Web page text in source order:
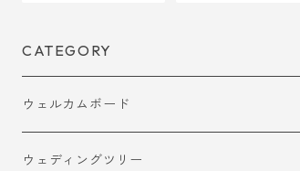
CATEGORY
ウェルカムボード
ウェディングツリー